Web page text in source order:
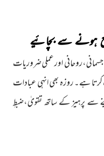
ہونے سے بچائیے
اور عملیضروریات
کرتا ہے۔ روزہبھی انہی عبادات
سے پرہیز کے ساتھ تقویٰ،ضبطِ